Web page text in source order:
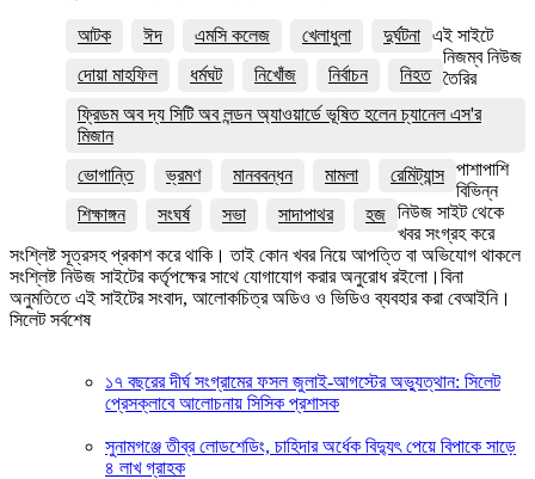
আটক ঈদ এমসি কলেজ খেলাধুলা
দুর্ঘটনা
দোয়া মাহফিল
ধর্মঘট নিখোঁজ নির্বাচন
নিহত
ফ্রিডম অব দ্য সিটি অব লন্ডন অ্যাওয়ার্ডে ভূষিত হলেন চ্যানেল এস'র
মিজান
ভোগান্তি
ভ্রমণ মানববন্ধন মামলা
রেমিট্যান্স
শিক্ষাঙ্গন
সংঘর্ষ সভা সাদাপাথর হজ
এই সাইটে
নিজম্ব নিউজ
তৈরির
পাশাপাশি
বিভিন্ন
নিউজ সাইট থেকে
খবর সংগ্রহ করে
সংশ্লিষ্ট সূত্রসহ প্রকাশ করে থাকি। তাই কোন খবর নিয়ে আপত্তি বা অভিযোগ থাকলে
সংশ্লিষ্ট নিউজ সাইটের কর্তৃপক্ষের সাথে যোগাযোগ করার অনুরোধ রইলো।বিনা
অনুমতিতে এই সাইটের সংবাদ, আলোকচিত্র অডিও ও ভিডিও ব্যবহার করা বেআইনি।
সিলেট সর্বশেষ
১৭ বছরের দীর্ঘ সংগ্রামের ফসল জুলাই-আগস্টের অভ্যুত্থান: সিলেট
প্রেসক্লাবে আলোচনায় সিসিক প্রশাসক
সুনামগঞ্জে তীব্র লোডশেডিং, চাহিদার অর্ধেক বিদ্যুৎ পেয়ে বিপাকে সাড়ে
৪ লাখ গ্রাহক